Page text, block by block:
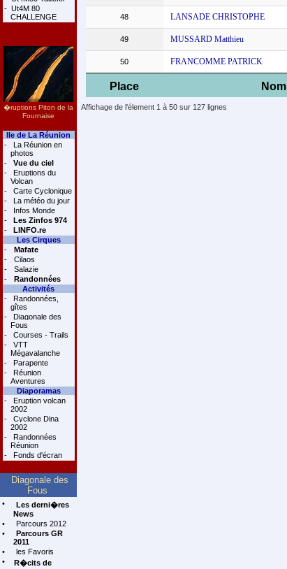
- Ut4M 80
CHALLENGE
�ruptions Piton de la
Fournaise
Ile de La Réunion
-
La Réunion en
photos
-
Vue du ciel
-
Eruptions du
Volcan
-
Carte Cyclonique
-
La météo du jour
-
Infos Monde
-
Les Zinfos 974
-
LINFO.re
Les Cirques
-
Mafate
-
Cilaos
-
Salazie
-
Randonnées
Activités
-
Randonnées,
gîtes
-
Diagonale des
Fous
-
Courses - Trails
-
VTT
Mégavalanche
-
Parapente
-
Réunion
Aventures
Diaporamas
-
Eruption volcan
2002
-
Cyclone Dina
2002
-
Randonnées
Réunion
-
Fonds d'écran
Diagonale des
Fous
•
Les derni�res
News
•
Parcours 2012
•
Parcours GR
2011
•
les Favoris
•
R�cits de
Place Nom
48 LANSADE CHRISTOPHE
49 MUSSARD Matthieu
50 FRANCOMME PATRICK
Affichage de l'élement 1 à 50 sur 127 lignes